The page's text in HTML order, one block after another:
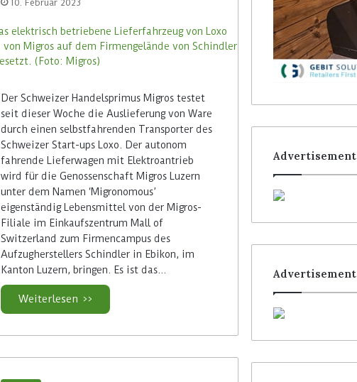
10. Februar 2023
Der Schweizer Handelsprimus Migros testet
seit dieser Woche die Auslieferung von Ware
durch einen selbstfahrenden Transporter des
Schweizer Start-ups Loxo. Der autonom
fahrende Lieferwagen mit Elektroantrieb
wird für die Genossenschaft Migros Luzern
unter dem Namen ‘Migronomous’
eigenständig Lebensmittel von der Migros-
Filiale im Einkaufszentrum Mall of
Switzerland zum Firmencampus des
Aufzugherstellers Schindler in Ebikon, im
Kanton Luzern, bringen. Es ist das…
Weiterlesen >>
Advertisement
Advertisement